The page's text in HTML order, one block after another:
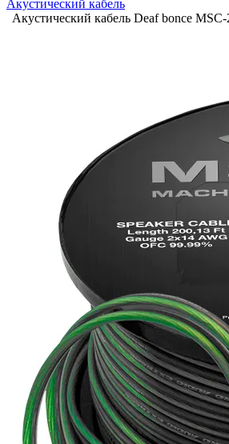
Акустический кабель
Акустический кабель Deaf bonce